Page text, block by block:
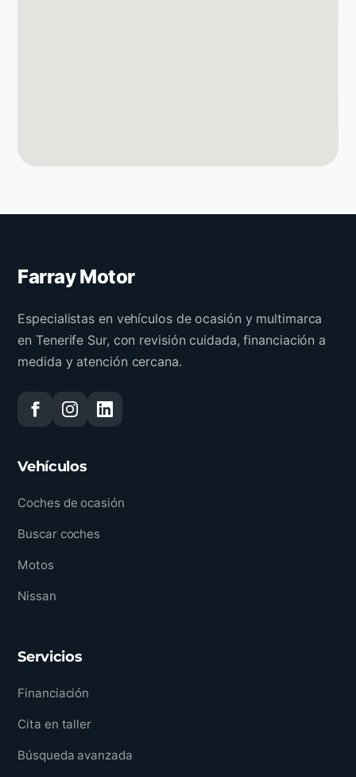
Farray Motor
Especialistas en vehículos de ocasión y multimarca
en Tenerife Sur, con revisión cuidada, financiación a
medida y atención cercana.
Vehículos
Coches de ocasión
Buscar coches
Motos
Nissan
Servicios
Financiación
Cita en taller
Búsqueda avanzada